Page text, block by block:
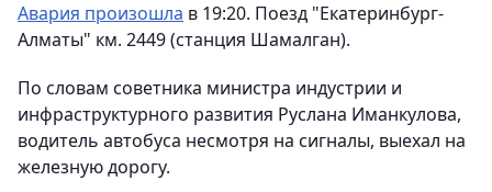
Авария произошла в 19:20. Поезд "Екатеринбург-
Алматы" км. 2449 (станция Шамалган).
По словам советника министра индустрии и
инфраструктурного развития Руслана Иманкулова,
водитель автобуса несмотря на сигналы, выехал на
железную дорогу.